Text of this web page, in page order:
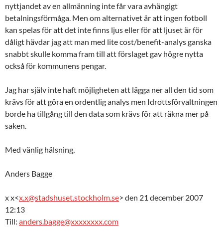
nyttjandet av en allmänning inte får vara avhängigt
betalningsförmåga. Men om alternativet är att ingen fotboll
kan spelas för att det inte finns ljus eller för att ljuset är för
dåligt hävdar jag att man med lite cost/benefit-analys ganska
snabbt skulle komma fram till att förslaget gav högre nytta
också för kommunens pengar.
Jag har själv inte haft möjligheten att lägga ner all den tid som
krävs för att göra en ordentlig analys men Idrottsförvaltningen
borde ha tillgång till den data som krävs för att räkna mer på
saken.
Med vänlig hälsning,
Anders Bagge
x x<x.x@stadshuset.stockholm.se> den 21 december 2007
12:13
Till: anders.bagge@xxxxxxxx.com